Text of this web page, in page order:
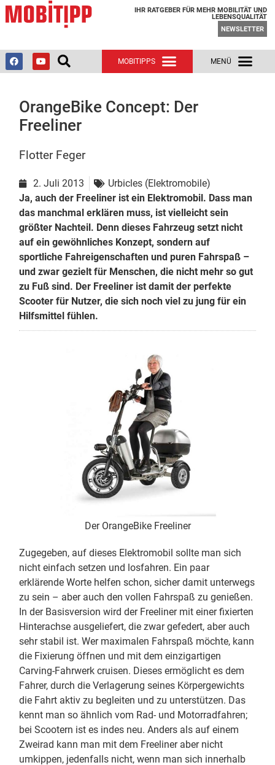
IHR RATGEBER FÜR MEHR MOBILITÄT UND
LEBENSQUALITÄT
NEWSLETTER
OrangeBike Concept: Der
Freeliner
Flotter Feger
2. Juli 2013
Urbicles (Elektromobile)
Ja, auch der Freeliner ist ein Elektromobil. Dass man
das manchmal erklären muss, ist vielleicht sein
größter Nachteil. Denn dieses Fahrzeug setzt nicht
auf ein gewöhnliches Konzept, sondern auf
sportliche Fahreigenschaften und puren Fahrspaß –
und zwar gezielt für Menschen, die nicht mehr so gut
zu Fuß sind. Der Freeliner ist damit der perfekte
Scooter für Nutzer, die sich noch viel zu jung für ein
Hilfsmittel fühlen.
Der OrangeBike Freeliner
Zugegeben, auf dieses Elektromobil sollte man sich
nicht einfach setzen und losfahren. Ein paar
erklärende Worte helfen schon, sicher damit unterwegs
zu sein – aber auch den vollen Fahrspaß zu genießen.
In der Basisversion wird der Freeliner mit einer fixierten
Hinterachse ausgeliefert, die zwar gefedert, aber auch
sehr stabil ist. Wer maximalen Fahrspaß möchte, kann
die Fixierung öffnen und mit dem einzigartigen
Carving-Fahrwerk cruisen. Dieses ermöglicht es dem
Fahrer, durch die Verlagerung seines Körpergewichts
die Fahrt aktiv zu begleiten und zu unterstützen. Das
kennt man so ähnlich vom Rad- und Motorradfahren;
bei Scootern ist es indes neu. Anders als auf einem
Zweirad kann man mit dem Freeliner aber nicht
umkippen, jedenfalls nicht, wenn man sich innerhalb